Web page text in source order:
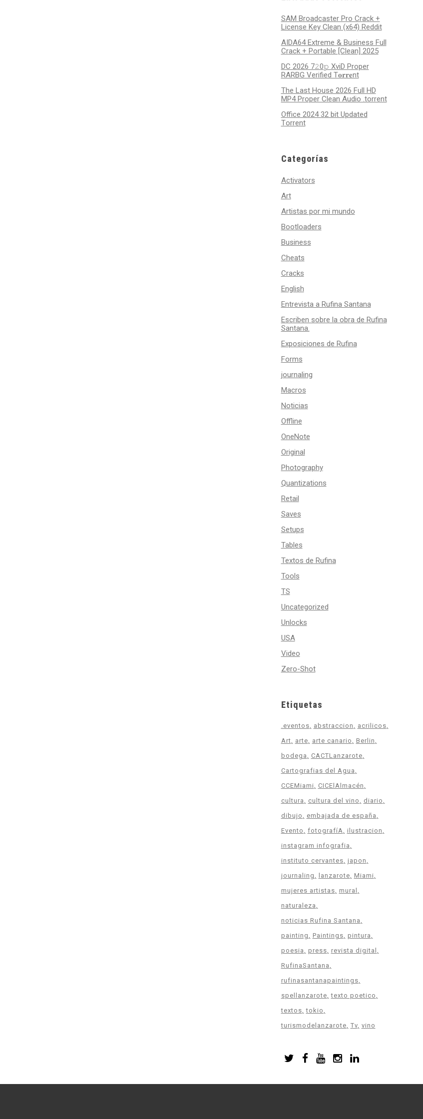
SAM Broadcaster Pro Crack +
License Key Clean (x64) Reddit
AIDA64 Extreme & Business Full
Crack + Portable [Clean] 2025
DC 2026 7𝟸0𝚙 XviD Proper
RARBG Verified T𝐨𝐫𝐫𝐞nt
The Last House 2026 Full HD
MP4 Proper Clean Audio .torrent
Office 2024 32 bit Updated
Tоrrеnt
Categorías
Activators
Art
Artistas por mi mundo
Bootloaders
Business
Cheats
Cracks
English
Entrevista a Rufina Santana
Escriben sobre la obra de Rufina
Santana.
Exposiciones de Rufina
Forms
journaling
Macros
Noticias
Offline
OneNote
Original
Photography
Quantizations
Retail
Saves
Setups
Tables
Textos de Rufina
Tools
TS
Uncategorized
Unlocks
USA
Video
Zero-Shot
Etiquetas
.eventos abstraccion
acrilicos
Art
arte arte canario
Berlin
bodega
CACTLanzarote
Cartografias del Agua
CCEMiami
CICElAlmacén
cultura
cultura del vino
diario
dibujo
embajada de españa
Evento
fotografíA ilustracion
instagram infografia
instituto cervantes japon
journaling
lanzarote Miami
mujeres artistas mural
naturaleza
noticias Rufina Santana
painting
Paintings pintura
poesia
press revista digital
RufinaSantana
rufinasantanapaintings
spellanzarote texto poetico
textos tokio
turismodelanzarote Tv vino